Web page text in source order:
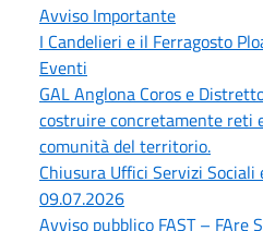
Avviso Importante
I Candelieri e il Ferragosto
Eventi
GAL Anglona Coros e
costruire concretamente reti
comunità del territorio.
Chiusura Uffici Servizi
09.07.2026
Avviso pubblico FAST – FAre